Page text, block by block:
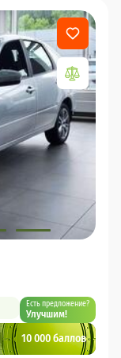
Есть предложение?
Улучшим!
10 000 баллов